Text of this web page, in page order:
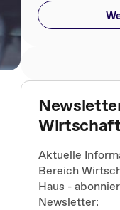
Aktuelle
Bereich
Haus -
Newsletter: